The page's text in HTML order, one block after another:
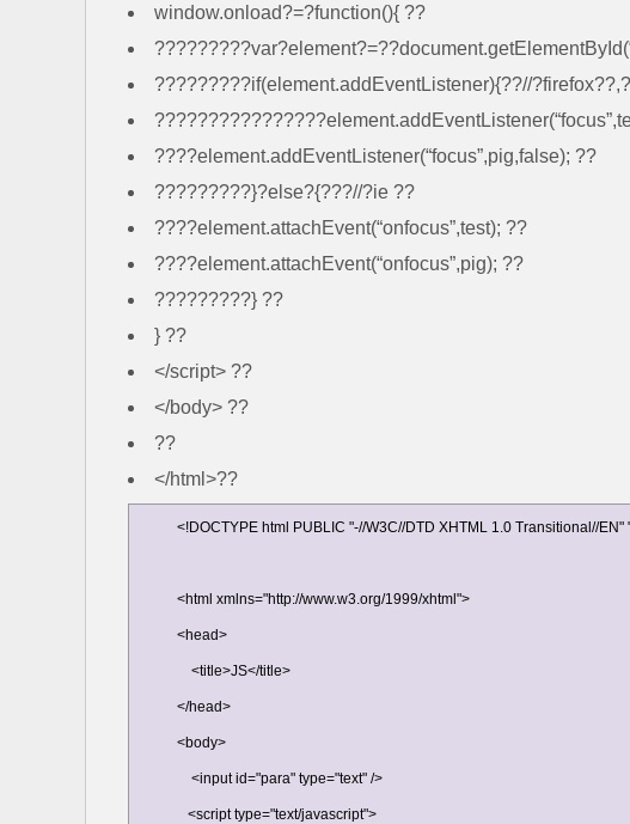
window.onload?=?function(){ ??
?????????if(element.addEventListener){??//
????element.addEventListener(“focus”,pig,false); ??
?????????}?else?{???//?ie ??
????element.attachEvent(“onfocus”,test); ??
????element.attachEvent(“onfocus”,pig); ??
?????????} ??
} ??
</script> ??
</body> ??
??
</html>??
<!DOCTYPE html PUBLIC "-//W3C//DTD XHTML 1.0 Transitional//
<html xmlns="http://www.w3.org/1999/xhtml">
<head>
    <title>JS</title>
</head>
<body>
    <input id="para" type="text" />
   <script type="text/javascript">